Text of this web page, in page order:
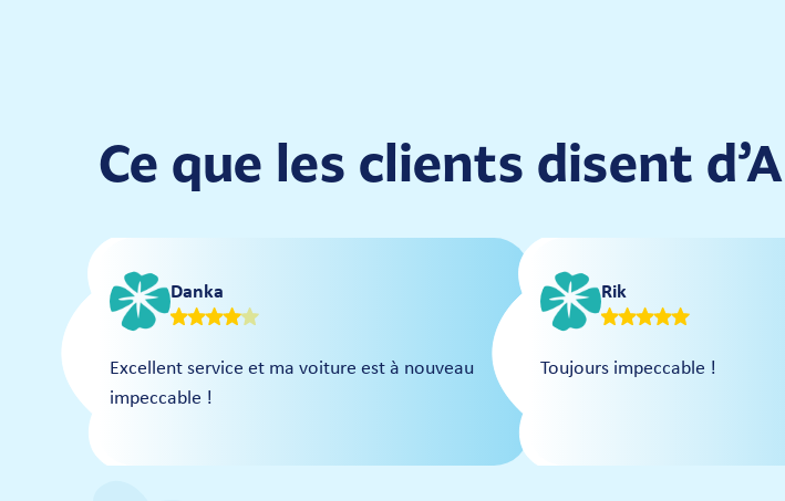
Ce que les clients disent
Danka
Excellent service et ma voiture est à nouveau
impeccable !
Rik
Toujours impeccable !